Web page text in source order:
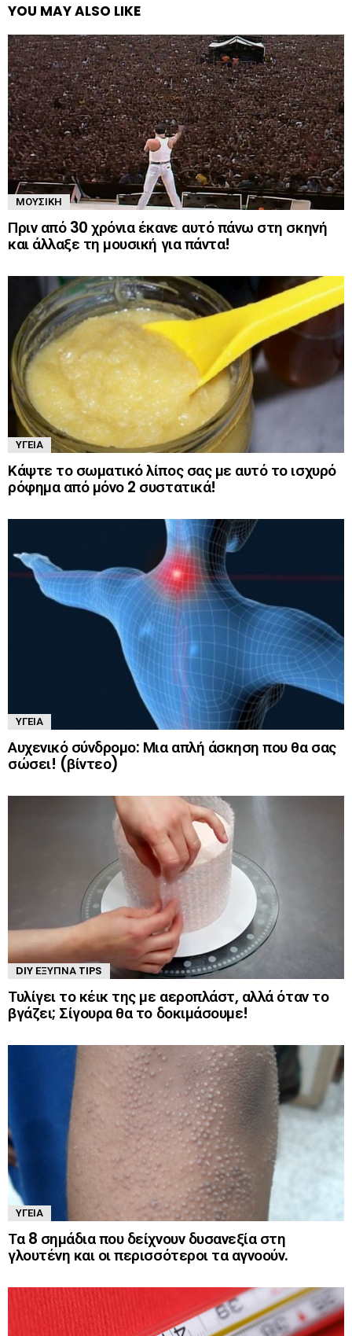
YOU MAY ALSO LIKE
ΜΟΥΣΙΚΉ
Πριν από 30 χρόνια έκανε αυτό πάνω στη σκηνή
και άλλαξε τη μουσική για πάντα!
ΥΓΕΊΑ
Κάψτε το σωματικό λίπος σας με αυτό το ισχυρό
ρόφημα από μόνο 2 συστατικά!
ΥΓΕΊΑ
Αυχενικό σύνδρομο: Μια απλή άσκηση που θα σας
σώσει! (βίντεο)
DIY ΈΞΥΠΝΑ TIPS
Τυλίγει το κέικ της με αεροπλάστ, αλλά όταν το
βγάζει; Σίγουρα θα το δοκιμάσουμε!
ΥΓΕΊΑ
Τα 8 σημάδια που δείχνουν δυσανεξία στη
γλουτένη και οι περισσότεροι τα αγνοούν.